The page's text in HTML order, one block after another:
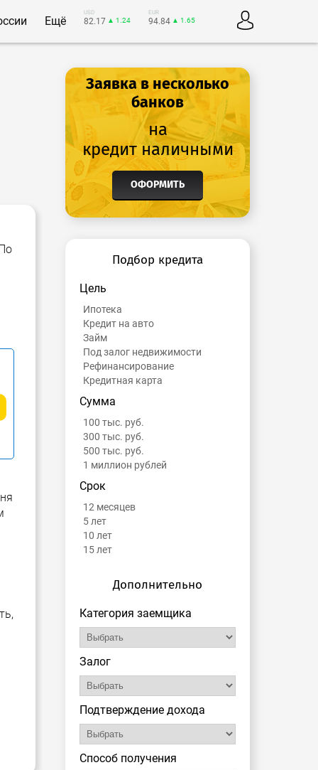
Ещё
USD
82.17 ▲ 1.24
EUR
94.84 ▲ 1.65
Заявка в несколько
банков
на
кредит наличными
ОФОРМИТЬ
Подбор кредита
Цель
Ипотека
Кредит на авто
Займ
Под залог недвижимости
Рефинансирование
Кредитная карта
Сумма
100 тыс. руб.
300 тыс. руб.
500 тыс. руб.
1 миллион рублей
Срок
12 месяцев
5 лет
10 лет
15 лет
Дополнительно
Категория заемщика
Залог
Подтверждение дохода
Способ получения